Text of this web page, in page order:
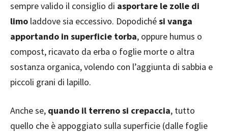
sempre valido il consiglio di asportare le zolle di
limo laddove sia eccessivo. Dopodichési vanga
apportando in superficie torba, oppure humus o
compost, ricavato da erba o foglie morte o altra
sostanza organica, volendo con l’aggiunta di sabbia e
piccoli grani di lapillo.
Anche se, quando il terreno si crepaccia, tutto
quello che è appoggiato sulla superficie (dalle foglie